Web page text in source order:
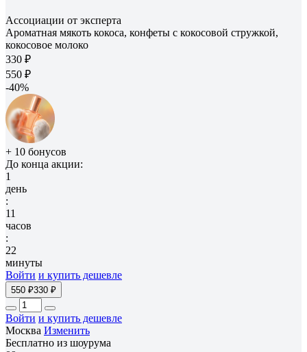
Ассоциации от эксперта
Ароматная мякоть кокоса, конфеты с кокосовой стружкой,
кокосовое молоко
330 ₽
550 ₽
-40%
+ 10 бонусов
До конца акции:
1
день
:
11
часов
:
22
минуты
Войти и купить дешевле
550 ₽330 ₽
Войти и купить дешевле
Москва Изменить
Бесплатно из шоурума